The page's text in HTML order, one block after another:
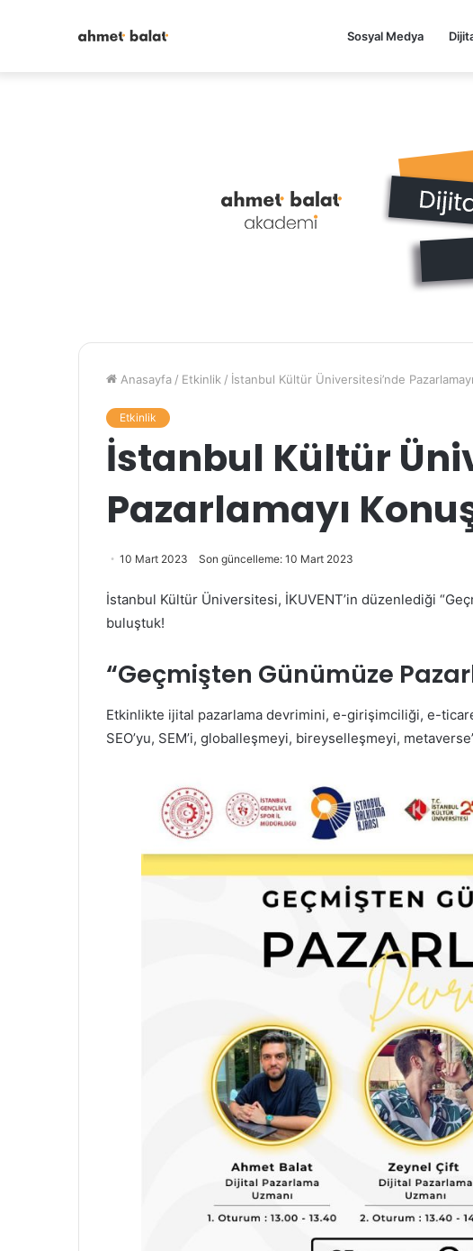
Sosyal Medya
Anasayfa / Etkinlik / İstanbul Kültür Üniversitesi’nde
Etkinlik
İstanbul Kültür
Pazarlamayı
10 Mart 2023 Son güncelleme: 10 Mart 2023
İstanbul Kültür Üniversitesi, İKUVENT’in düzenlediği
buluştuk!
“Geçmişten Günümüze
Etkinlikte ijital pazarlama devrimini, e-girişimciliği, e-
SEO’yu, SEM’i, globalleşmeyi, bireyselleşmeyi,